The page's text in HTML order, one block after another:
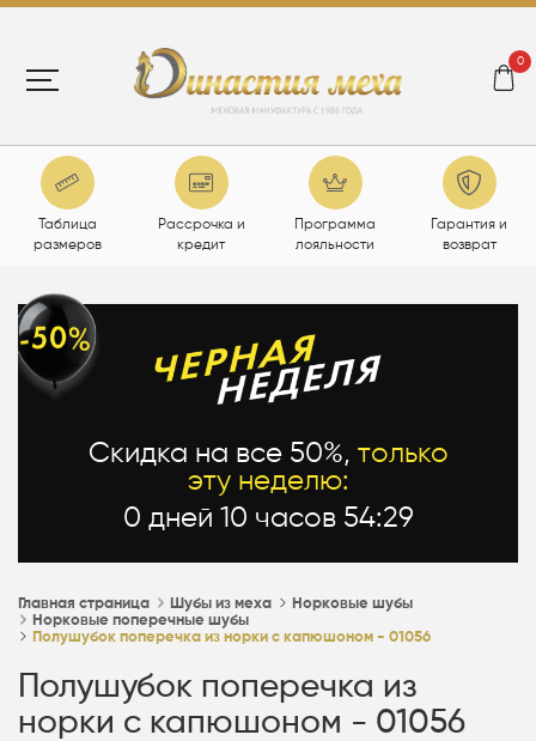
0
Таблица
размеров
Рассрочка и
кредит
Программа
лояльности
Гарантия и
возврат
Скидка на все 50%, только
эту неделю:
0 дней 10 часов 54:28
Главная страница Шубы из меха
Норковые шубы
Норковые поперечные шубы
Полушубок поперечка из норки с капюшоном - 01056
Полушубок поперечка из
норки с капюшоном - 01056